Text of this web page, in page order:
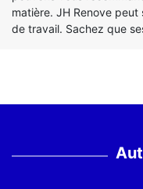
matière. JH Renove
de travail. Sachez que